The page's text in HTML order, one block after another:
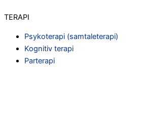
TERAPI
Psykoterapi (samtaleterapi)
Kognitiv terapi
Parterapi